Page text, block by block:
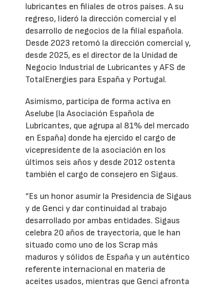
lubricantes en filiales de otros países. A su
regreso, lideró la dirección comercial y el
desarrollo de negocios de la filial española.
Desde 2023 retomó la dirección comercial y,
desde 2025, es el director de la Unidad de
Negocio Industrial de Lubricantes y AFS de
TotalEnergies para España y Portugal.
Asimismo, participa de forma activa en
Aselube (la Asociación Española de
Lubricantes, que agrupa al 81% del mercado
en España) donde ha ejercido el cargo de
vicepresidente de la asociación en los
últimos seis años y desde 2012 ostenta
también el cargo de consejero en Sigaus.
“Es un honor asumir la Presidencia de Sigaus
y de Genci y dar continuidad al trabajo
desarrollado por ambas entidades. Sigaus
celebra 20 años de trayectoria, que le han
situado como uno de los Scrap más
maduros y sólidos de España y un auténtico
referente internacional en materia de
aceites usados, mientras que Genci afronta